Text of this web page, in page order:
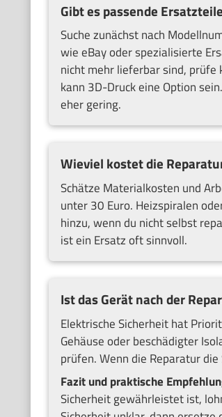
Gibt es passende
Suche zunächst nach
wie eBay oder spezialisierte
nicht mehr lieferbar sind,
kann 3D-Druck eine Option
eher gering.
Wieviel kostet die
Schätze Materialkosten und
unter 30 Euro. Heizspiralen
hinzu, wenn du nicht selbst
ist ein Ersatz oft sinnvoll.
Ist das Gerät nach der
Elektrische Sicherheit hat
Gehäuse oder beschädigter
prüfen. Wenn die Reparatur
Fazit und praktische
Sicherheit gewährleistet ist,